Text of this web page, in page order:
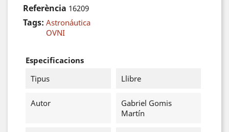
Referència 16209
Tags: Astronáutica
OVNI
Especificacions
Tipus
Llibre
Autor
Gabriel Gomis
Martín